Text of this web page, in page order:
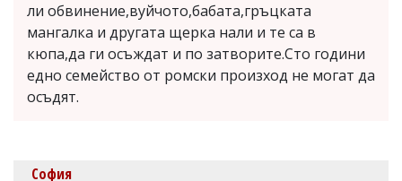
ли обвинение,вуйчото,бабата,гръцката
мангалка и другата щерка нали и те са в
кюпа,да ги осъждат и по затворите.Сто години
едно семейство от ромски произход не могат да
осъдят.
София